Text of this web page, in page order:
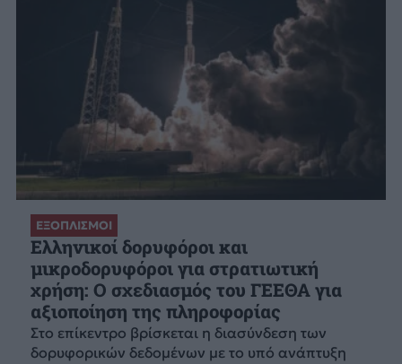
ΕΞΟΠΛΙΣΜΟΙ
Ελληνικοί δορυφόροι και
μικροδορυφόροι για στρατιωτική
χρήση: Ο σχεδιασμός του ΓΕΕΘΑ για
αξιοποίηση της πληροφορίας
Στο επίκεντρο βρίσκεται η διασύνδεση των
δορυφορικών δεδομένων με το υπό ανάπτυξη